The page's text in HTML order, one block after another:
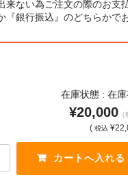
ない為ご注文の際のお支
『銀行振込』のどちらかで
在庫状態 : 在
¥20,000
( 税込